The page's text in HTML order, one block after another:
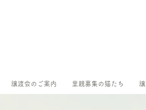
譲渡会のご案内 里親募集の猫たち